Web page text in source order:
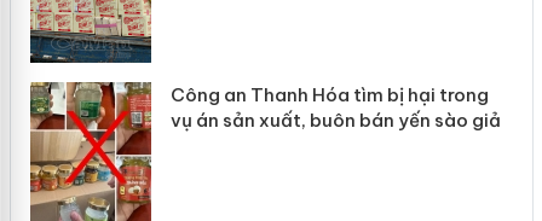
Hóa tìm bị hại trong
bán yến sào giả
Lào Cai xử lý 83 vụ
mại trong tháng 7